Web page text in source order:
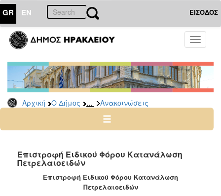
GR EN ΕΙΣΟΔΟΣ
Toggle
Αρχική Ο Δήμος ... Ανακοινώσεις
ΔΗΜΟΣ
Υπηρεσίες
&
Φορείς
Δημοτικές
Υπηρεσίες
Ηλεκτρονική
Διακυβέρνηση
Σχολικές
Επιστροφή Ειδικού Φόρου Κατανάλωση
Πετρελαιοειδών
Επιστροφή Ειδικού Φόρου Κατανάλωση
Πετρελαιοειδών